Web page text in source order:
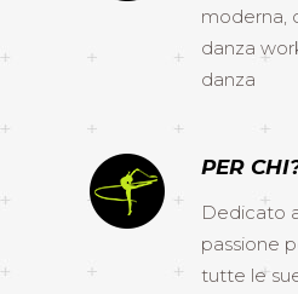
moderna,
danza
danza
PER
Dedicato
passione
tutte le